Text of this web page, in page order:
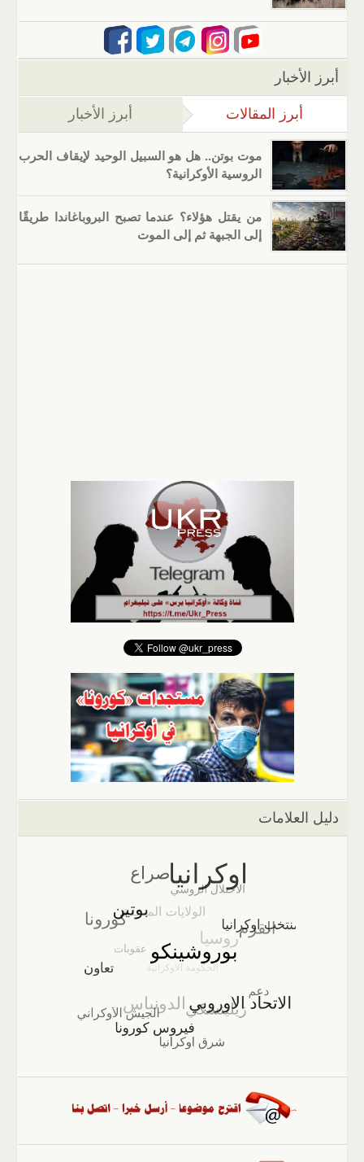
أبرز الأخبار
أبرز المقالات (علامة التبويب النشطة)
أبرز الأخبار
موت بوتن.. هل هو السبيل الوحيد لإيقاف الحرب
الروسية الأوكرانية؟
من يقتل هؤلاء؟ عندما تصبح البروباغاندا طريقًا
إلى الجبهة ثم إلى الموت
دليل العلامات